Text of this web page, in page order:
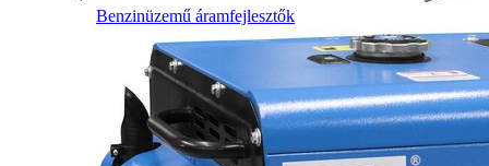
Benzinüzemű áramfejlesztők